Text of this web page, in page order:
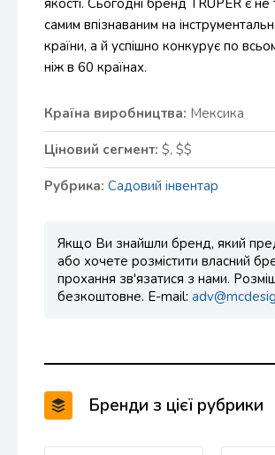
якості. Сьогодні бренд TRUPER є не
самим впізнаваним на
країни, а й успішно конкурує по
ніж в 60 країнах.
Країна виробництва: Мексика
Ціновий сегмент: $, $$
Рубрика: Садовий інвентар
Якщо Ви знайшли бренд, який
або хочете розмістити власний
прохання зв'язатися з нами.
безкоштовне. E-mail:
Бренди з цієї рубрики